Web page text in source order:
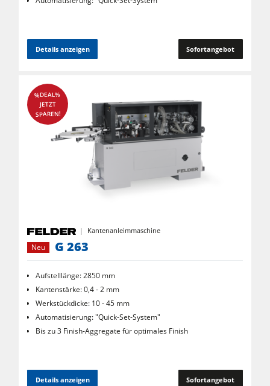
Details anzeigen Sofortangebot
%DEAL%
JETZT
SPAREN!
Kantenanleimmaschine
Neu
G 263
Aufstelllänge: 2850 mm
Kantenstärke: 0,4 - 2 mm
Werkstückdicke: 10 - 45 mm
Automatisierung: "Quick-Set-System"
Bis zu 3 Finish-Aggregate für optimales Finish
Details anzeigen Sofortangebot